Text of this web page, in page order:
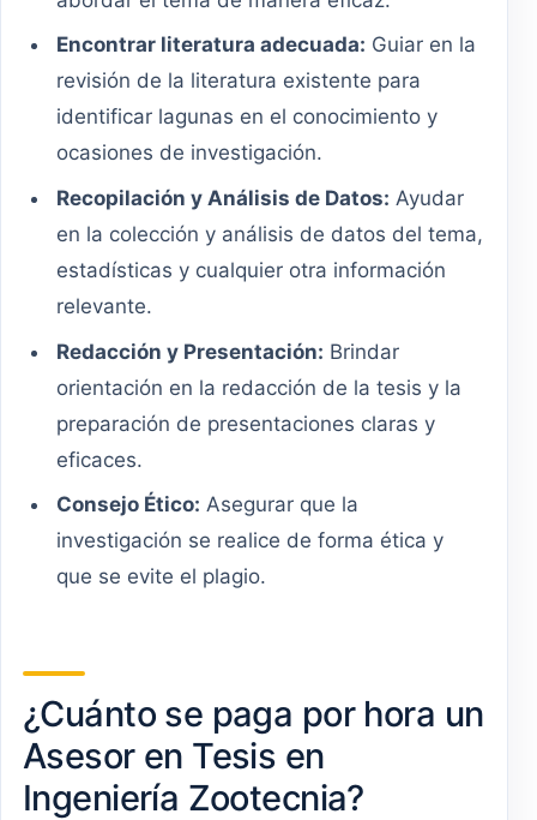
Encontrar literatura adecuada: Guiar en la
revisión de la literatura existente para
identificar lagunas en el conocimiento y
ocasiones de investigación.
Recopilación y Análisis de Datos: Ayudar
en la colección y análisis de datos del tema,
estadísticas y cualquier otra información
relevante.
Redacción y Presentación: Brindar
orientación en la redacción de la tesis y la
preparación de presentaciones claras y
eficaces.
Consejo Ético: Asegurar que la
investigación se realice de forma ética y
que se evite el plagio.
¿Cuánto se paga por hora un
Asesor en Tesis en
Ingeniería Zootecnia?